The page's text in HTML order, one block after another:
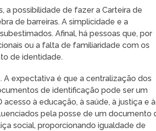
a possibilidade de fazer a Carteira de
de barreiras. A simplicidade e a
Afinal, há pessoas que, por
ou a falta de familiaridade com os
de identidade.
A expectativa é que a centralização dos
de identificação pode ser um
à educação, à saúde, à justiça e à
pela posse de um documento
social, proporcionando igualdade de